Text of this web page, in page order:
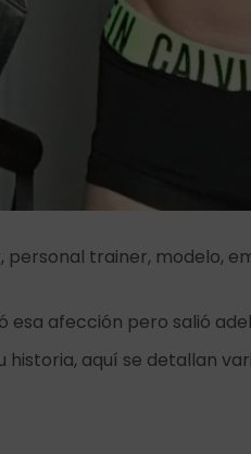
personal trainer, modelo,
esa afección pero salió
historia, aquí se detallan